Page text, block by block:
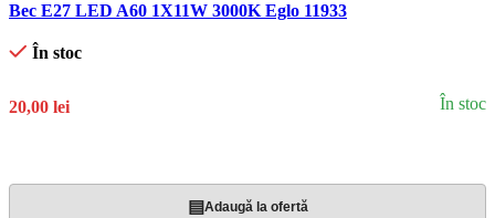
Bec E27 LED A60 1X11W 3000K Eglo 11933
În stoc
20,00 lei În stoc
▤Adaugă la ofertă